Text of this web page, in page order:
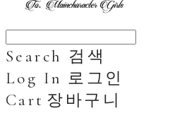
Search 검색
Log In 로그인
Cart 장바구니